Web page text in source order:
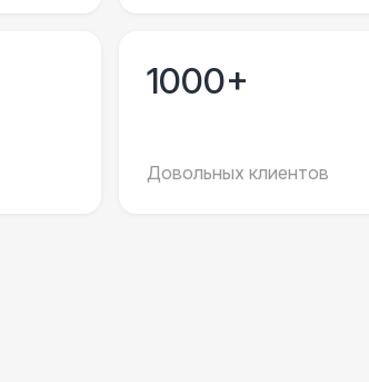
Разработка макета для баннера
1000+
Довольных клиентов